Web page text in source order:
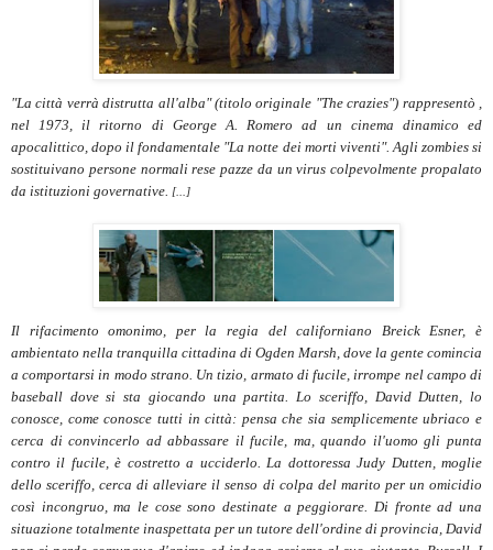
"La città verrà distrutta all'alba" (titolo originale "The crazies") rappresentò ,
nel 1973, il ritorno di George A. Romero ad un cinema dinamico ed
apocalittico, dopo il fondamentale "La notte dei morti viventi". Agli zombies si
sostituivano persone normali rese pazze da un virus colpevolmente propalato
da istituzioni governative.
[...]
Il rifacimento omonimo, per la regia del californiano Breick Esner, è
ambientato nella tranquilla cittadina di Ogden Marsh, dove la gente comincia
a comportarsi in modo strano. Un tizio, armato di fucile, irrompe nel campo di
baseball dove si sta giocando una partita. Lo sceriffo, David Dutten, lo
conosce, come conosce tutti in città: pensa che sia semplicemente ubriaco e
cerca di convincerlo ad abbassare il fucile, ma, quando il'uomo gli punta
contro il fucile, è costretto a ucciderlo. La dottoressa Judy Dutten, moglie
dello sceriffo, cerca di alleviare il senso di colpa del marito per un omicidio
così incongruo, ma le cose sono destinate a peggiorare. Di fronte ad una
situazione totalmente inaspettata per un tutore dell'ordine di provincia, David